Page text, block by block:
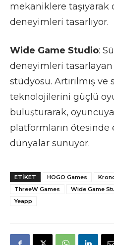
mekaniklere taşıyarak
deneyimleri tasarlıyor.
Wide Game Studio:
deneyimleri
stüdyosu. Artırılmış
teknolojilerini güçlü
buluşturarak,
platformların
dünyalar sunuyor.
ETIKET HOGO Games
ThreeW Games
Wide Game
Yeapp